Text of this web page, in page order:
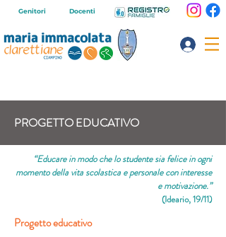
Genitori Docenti
PROGETTO EDUCATIVO
“Educare in modo che lo studente sia felice in ogni
momento della vita scolastica e personale con interesse
e motivazione.”
(Ideario, 19/11)
Progetto educativo